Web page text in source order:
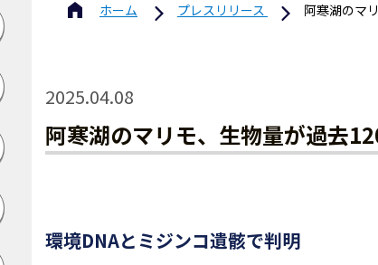
ホーム プレスリリース 阿寒湖のマ
2025.04.08
阿寒湖のマリモ、生物量が過去
環境DNAとミジンコ遺骸で判明